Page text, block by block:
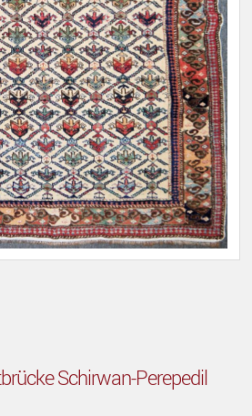
Schirwan-Perepedil